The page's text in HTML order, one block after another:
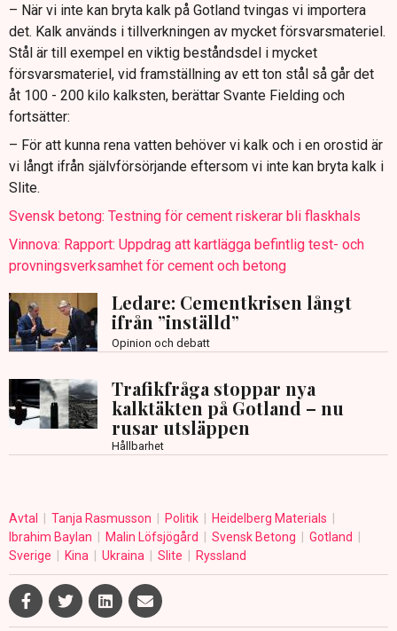
– När vi inte kan bryta kalk på Gotland tvingas vi importera
det. Kalk används i tillverkningen av mycket försvarsmateriel.
Stål är till exempel en viktig beståndsdel i mycket
försvarsmateriel, vid framställning av ett ton stål så går det
åt 100 - 200 kilo kalksten, berättar Svante Fielding och
fortsätter:
– För att kunna rena vatten behöver vi kalk och i en orostid är
vi långt ifrån självförsörjande eftersom vi inte kan bryta kalk i
Slite.
Svensk betong: Testning för cement riskerar bli flaskhals
Vinnova: Rapport: Uppdrag att kartlägga befintlig test- och
provningsverksamhet för cement och betong
Ledare: Cementkrisen långt
ifrån ”inställd”
Opinion och debatt
Trafikfråga stoppar nya
kalktäkten på Gotland – nu
rusar utsläppen
Hållbarhet
Avtal Tanja Rasmusson Politik
Heidelberg Materials
Ibrahim Baylan
Malin Löfsjögård Svensk Betong
Gotland
Sverige
Kina Ukraina Slite Ryssland